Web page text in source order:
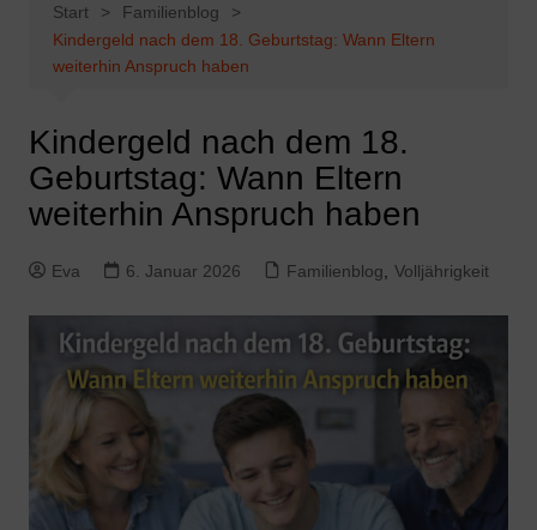
Start
Familienblog
Kindergeld nach dem 18. Geburtstag: Wann Eltern
weiterhin Anspruch haben
Kindergeld nach dem 18.
Geburtstag: Wann Eltern
weiterhin Anspruch haben
Eva 6. Januar 2026 Familienblog Volljährigkeit